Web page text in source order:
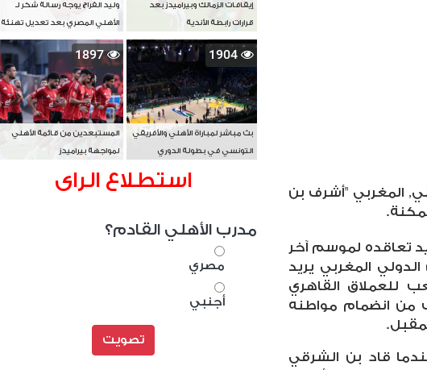
المغربي "أشرف بن
تعاقده لموسم آخر
الحالي ينتهي في صيف 2027 لكن الدولي المغربي يريد
للعملاق القاهري
من انضمام مواطنه
قاد بن الشرقي
إيقافات الزمالك وبيراميدز بعد
قرارات رابطة الأندية
وليد الفراج يوجه رسالة شكر لـ
الأهلي المصري بعد تعديل تهنئة
بطل آسيا
1904
بث مباشر لمباراة الأهلي والأفريقي
التونسي في بطولة الدوري
1897
المستبعدين من قائمة الأهلي
لمواجهة بيراميدز
استطلاع الراى
مدرب الأهلي القادم؟
مصري
أجنبي
تصويت